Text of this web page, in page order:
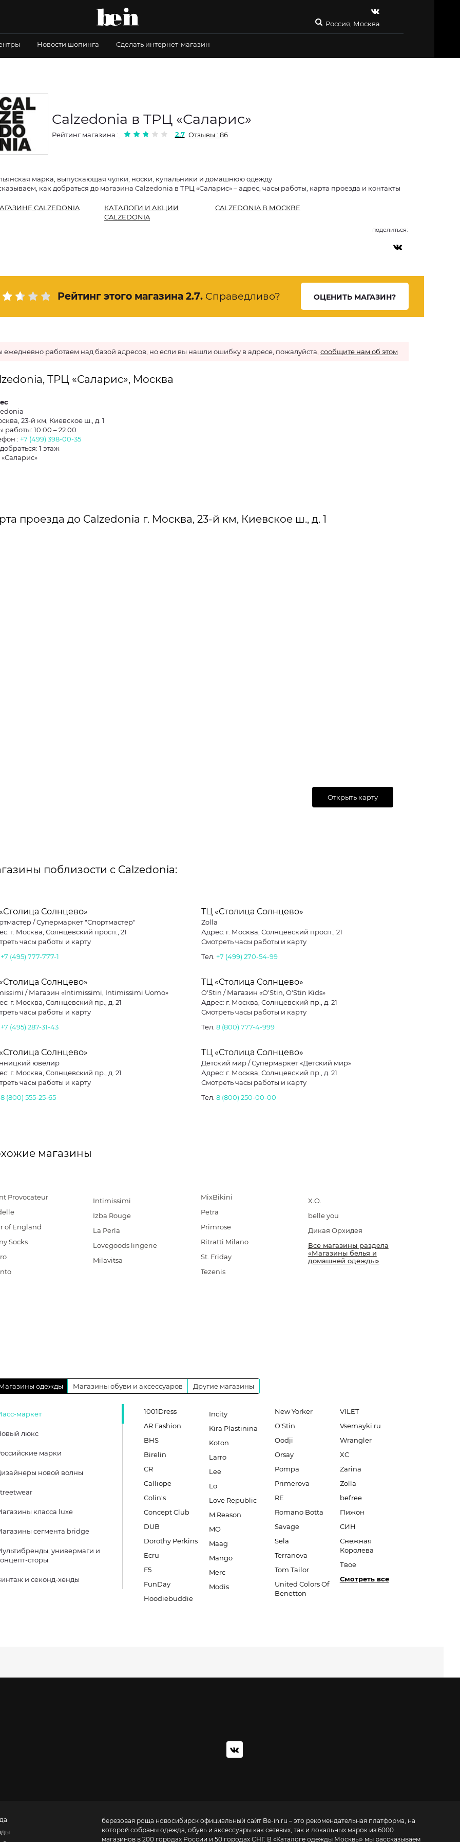
Россия, Москва
Новости шопинга Сделать интернет-магазин
Calzedonia в ТРЦ «Саларис»
Рейтинг магазина : 2.7 Отзывы : 86
марка, выпускающая чулки, носки, купальники и домашнюю одежду
как добраться до магазина Calzedonia в ТРЦ «Саларис» – адрес, часы работы, карта проезда и контакты
CALZEDONIA
КАТАЛОГИ И АКЦИИ
CALZEDONIA
CALZEDONIA В МОСКВЕ
поделиться:
Рейтинг этого магазина 2.7. Справедливо? ОЦЕНИТЬ МАГАЗИН?
работаем над базой адресов, но если вы нашли ошибку в адресе, пожалуйста, сообщите нам об этом
ТРЦ «Саларис», Москва
23-й км, Киевское ш., д. 1
работы: 10.00 – 22.00
: +7 (499) 398-00-35
1 этаж
проезда до Calzedonia г. Москва, 23-й км, Киевское ш., д. 1
Открыть карту
поблизости с Calzedonia:
Солнцево»
/ Супермаркет "Спортмастер"
г. Москва, Солнцевский просп., 21
часы работы и карту
+7 (495) 777-777-1
ТЦ «Столица Солнцево»
Zolla
Адрес: г. Москва, Солнцевский просп., 21
Смотреть часы работы и карту
Тел. +7 (499) 270-54-99
Солнцево»
/ Магазин «Intimissimi, Intimissimi Uomo»
Адрес: г. Москва, Солнцевский пр., д. 21
часы работы и карту
+7 (495) 287-31-43
ТЦ «Столица Солнцево»
O'Stin / Магазин «O'Stin, O'Stin Kids»
Адрес: г. Москва, Солнцевский пр., д. 21
Смотреть часы работы и карту
Тел.8 (800) 777-4-999
Солнцево»
ювелир
г. Москва, Солнцевский пр., д. 21
часы работы и карту
8 (800) 555-25-65
ТЦ «Столица Солнцево»
Детский мир / Супермаркет «Детский мир»
Адрес: г. Москва, Солнцевский пр., д. 21
Смотреть часы работы и карту
Тел.8 (800) 250-00-00
магазины
Provocateur
of England
Socks
Intimissimi
Izba Rouge
La Perla
Lovegoods lingerie
Milavitsa
MixBikini
Petra
Primrose
Ritratti Milano
St. Friday
Tezenis
X.O.
belle you
Дикая Орхидея
Все магазины раздела
«Магазины белья и
домашней одежды»
одежды Магазины обуви и аксессуаров Другие магазины
маркет
люкс
марки
новой волны
класса luxe
сегмента bridge
универмаги и
сторы
и секонд-хенды
1001Dress
AR Fashion
BHS
Birelin
CR
Calliope
Colin's
Concept Club
DUB
Dorothy Perkins
Ecru
F5
FunDay
Hoodiebuddie
Incity
Kira Plastinina
Koton
Larro
Lee
Lo
Love Republic
M.Reason
MO
Maag
Mango
Merc
Modis
New Yorker
O'Stin
Oodji
Orsay
Pompa
Primerova
RE
Romano Botta
Savage
Sela
Terranova
Tom Tailor
United Colors Of
Benetton
VILET
Vsemayki.ru
Wrangler
XC
Zarina
Zolla
befree
Пижон
СИН
Снежная
Королева
Твое
Смотреть все
березовая роща новосибирск официальный сайт Be-in.ru – это рекомендательная платформа, на
которой собраны одежда, обувь и аксессуары как сетевых, так и локальных марок из 6000
магазинов в 200 городах России и 50 городах СНГ. В «Каталоге одежды Москвы» мы рассказываем